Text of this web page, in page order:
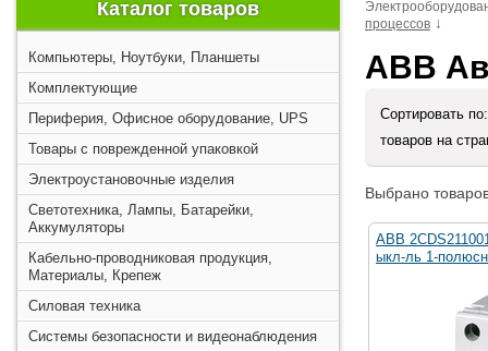
Каталог товаров
Компьютеры, Ноутбуки, Планшеты
Комплектующие
Периферия, Офисное оборудование, UPS
Товары с поврежденной упаковкой
Электроустановочные изделия
Светотехника, Лампы, Батарейки,
Аккумуляторы
Кабельно-проводниковая продукция,
Материалы, Крепеж
Силовая техника
Системы безопасности и видеонаблюдения
процессов ↓
ABB
Сортировать
товаров на
Выбрано
ABB
ыкл-ль 1-